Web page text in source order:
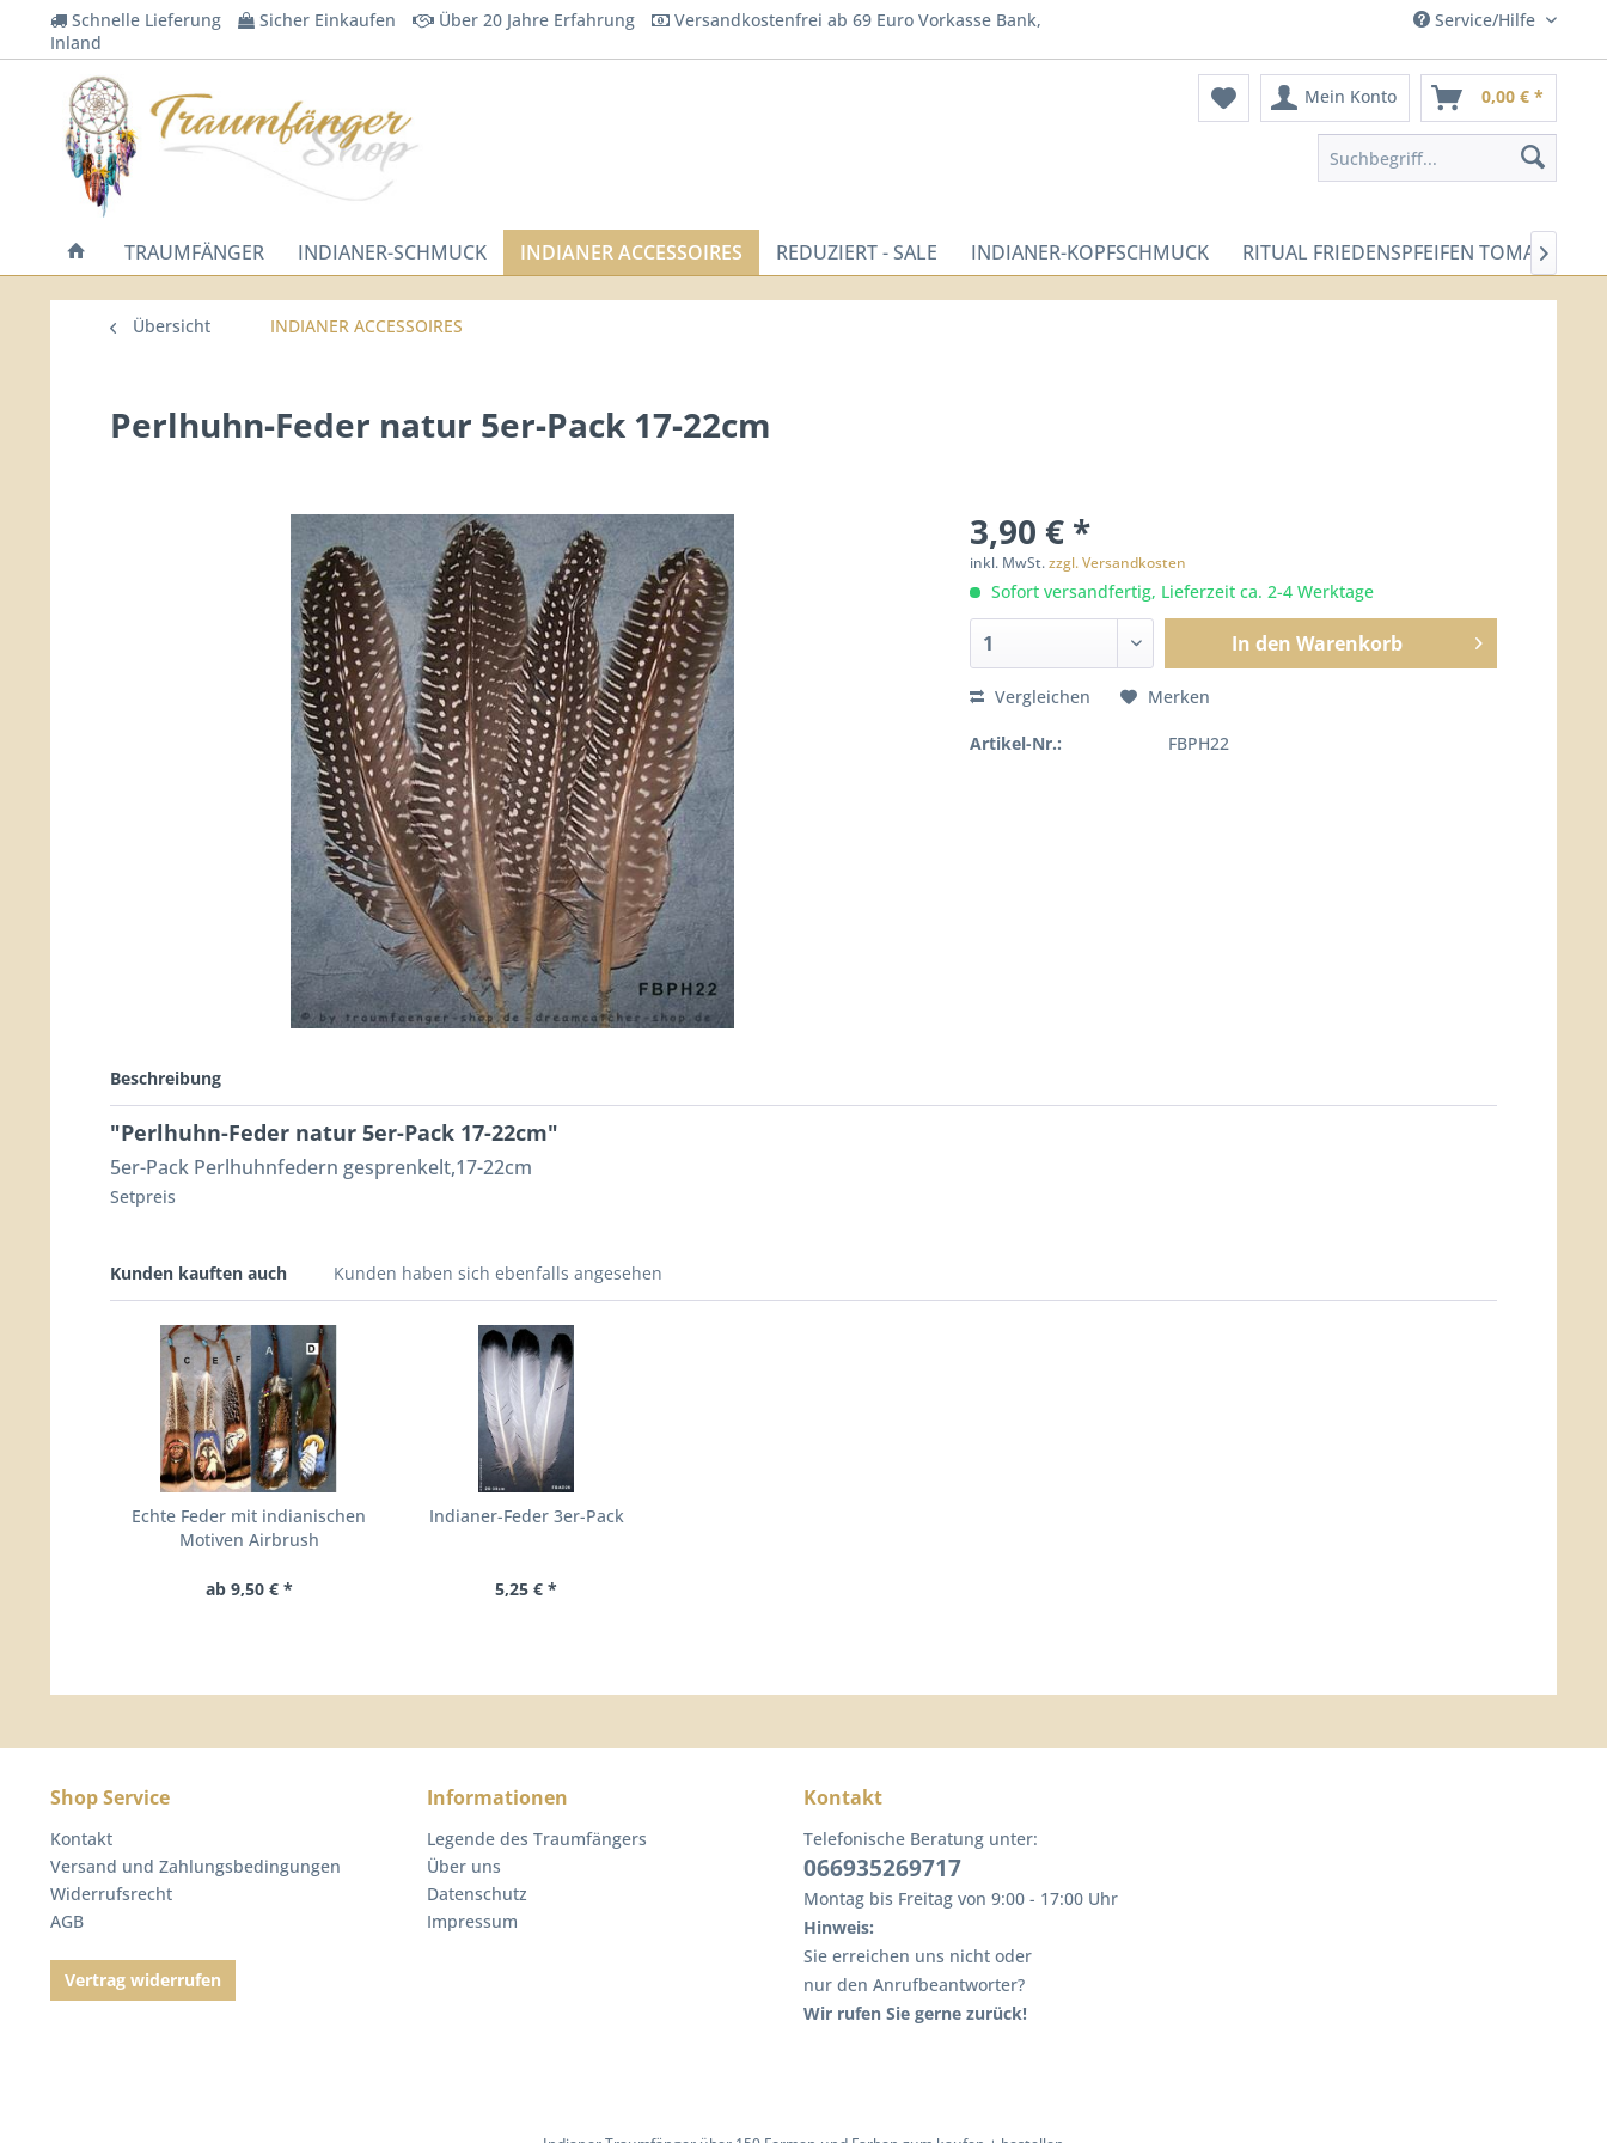
Schnelle Lieferung Sicher Einkaufen Über 20 Jahre Erfahrung
Versandkostenfrei ab 69 Euro Vorkasse Bank,
Inland
Service/Hilfe
Mein Konto 0,00 € *
TRAUMFÄNGER INDIANER-SCHMUCK INDIANER ACCESSOIRES REDUZIERT - SALE INDIANER-KOPFSCHMUCK RITUAL FRIEDENSPFEIFEN TOMAHAWK

Übersicht INDIANER ACCESSOIRES
Perlhuhn-Feder natur 5er-Pack 17-22cm
3,90 € *
inkl. MwSt.zzgl. Versandkosten
Sofort versandfertig, Lieferzeit ca. 2-4 Werktage
In den Warenkorb
Vergleichen Merken
Artikel-Nr.: FBPH22
Beschreibung
"Perlhuhn-Feder natur 5er-Pack 17-22cm"
5er-Pack Perlhuhnfedern gesprenkelt,17-22cm
Setpreis
Kunden kauften auch Kunden haben sich ebenfalls angesehen
Echte Feder mit indianischen
Motiven Airbrush
ab 9,50 € *
Indianer-Feder 3er-Pack
5,25 € *
Shop Service
Kontakt
Versand und Zahlungsbedingungen
Widerrufsrecht
AGB
Vertrag widerrufen
Informationen
Legende des Traumfängers
Über uns
Datenschutz
Impressum
Kontakt
Telefonische Beratung unter:
066935269717
Montag bis Freitag von 9:00 - 17:00 Uhr
Hinweis:
Sie erreichen uns nicht oder
nur den Anrufbeantworter?
Wir rufen Sie gerne zurück!